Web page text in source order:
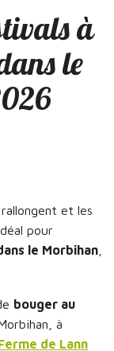
à
le
et les
pour
le Morbihan,
bouger au
à
de Lann